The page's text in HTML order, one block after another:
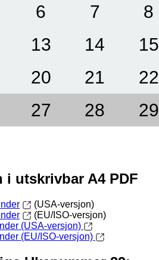
6 7 8
13 14 15
20 21 22
27 28 29
i utskrivbar A4 PDF
(USA-versjon)
(EU/ISO-versjon)
(USA-versjon)
(EU/ISO-versjon)